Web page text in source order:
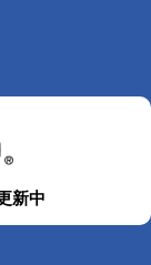
新中